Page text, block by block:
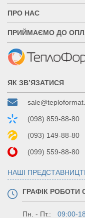
ПРО НАС
ПРИЙМАЄМО ДО
ЯК ЗВ’ЯЗАТИСЯ
(098) 859-88-80
(093) 149-88-80
(099) 559-88-80
НАШІ
ГРАФІК РОБОТИ
Пн. - Пт.: 09:00-